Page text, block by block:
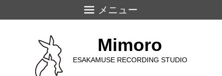
メニュー
Mimoro
ESAKAMUSE RECORDING STUDIO